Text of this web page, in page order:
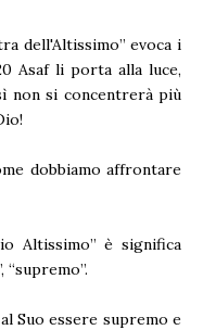
dell'Altissimo” evoca i
Asaf li porta alla luce,
non si concentrerà più
dobbiamo affrontare
Altissimo” è significa
“supremo”.
Suo essere supremo e